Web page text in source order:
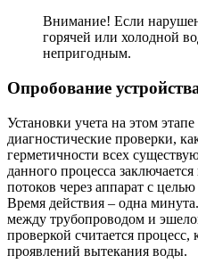
Внимание! Если
горячей или холодной
непригодным.
Опробование
Установки учета на этом
диагностические проверки,
герметичности всех
данного процесса
потоков через аппарат с
Время действия – одна
между трубопроводом и
проверкой считается
проявлений вытекания воды.